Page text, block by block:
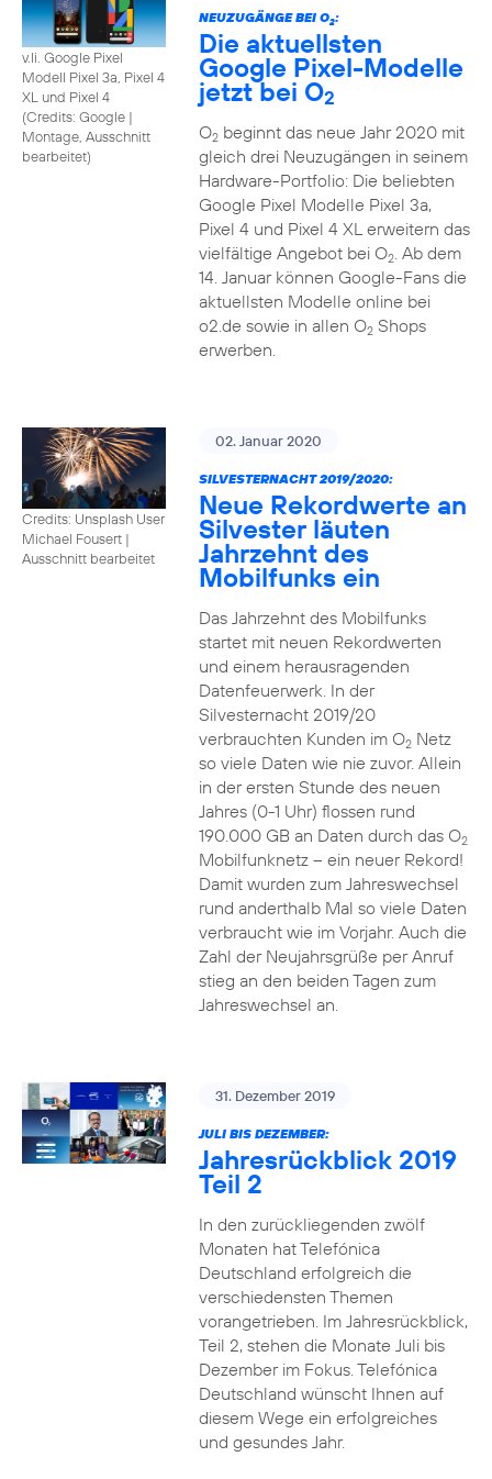
v.li. Google Pixel
Modell Pixel 3a, Pixel 4
XL und Pixel 4
(Credits: Google |
Montage, Ausschnitt
bearbeitet)
NEUZUGÄNGE BEI O2:
Die aktuellsten
Google Pixel-Modelle
jetzt bei O2
O2beginnt das neue Jahr 2020 mit
gleich drei Neuzugängen in seinem
Hardware-Portfolio: Die beliebten
Google Pixel Modelle Pixel 3a,
Pixel 4 und Pixel 4 XL erweitern das
vielfältige Angebot bei O2. Ab dem
14. Januar können Google-Fans die
aktuellsten Modelle online bei
o2.de sowie in allen O2Shops
erwerben.
Credits: Unsplash User
Michael Fousert |
Ausschnitt bearbeitet
02. Januar 2020
SILVESTERNACHT 2019/2020:
Neue Rekordwerte an
Silvester läuten
Jahrzehnt des
Mobilfunks ein
Das Jahrzehnt des Mobilfunks
startet mit neuen Rekordwerten
und einem herausragenden
Datenfeuerwerk. In der
Silvesternacht 2019/20
verbrauchten Kunden im O2Netz
so viele Daten wie nie zuvor. Allein
in der ersten Stunde des neuen
Jahres (0-1 Uhr) flossen rund
190.000 GB an Daten durch das O2
Mobilfunknetz – ein neuer Rekord!
Damit wurden zum Jahreswechsel
rund anderthalb Mal so viele Daten
verbraucht wie im Vorjahr. Auch die
Zahl der Neujahrsgrüße per Anruf
stieg an den beiden Tagen zum
Jahreswechsel an.
31. Dezember 2019
JULI BIS DEZEMBER:
Jahresrückblick 2019
Teil 2
In den zurückliegenden zwölf
Monaten hat Telefónica
Deutschland erfolgreich die
verschiedensten Themen
vorangetrieben. Im Jahresrückblick,
Teil 2, stehen die Monate Juli bis
Dezember im Fokus. Telefónica
Deutschland wünscht Ihnen auf
diesem Wege ein erfolgreiches
und gesundes Jahr.